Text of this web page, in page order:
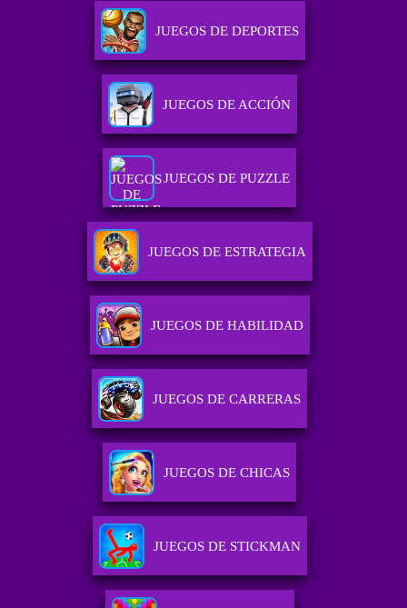
JUEGOS DE DEPORTES
JUEGOS DE ACCIÓN
JUEGOS DE PUZZLE
JUEGOS DE ESTRATEGIA
JUEGOS DE HABILIDAD
JUEGOS DE CARRERAS
JUEGOS DE CHICAS
JUEGOS DE STICKMAN